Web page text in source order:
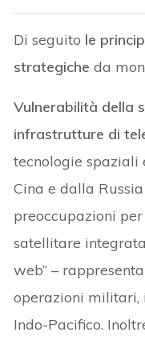
Di seguito le
strategiche da
Vulnerabilità della
infrastrutture di
tecnologie
Cina e dalla
preoccupazioni
satellitare
web” –
operazioni militari,
Indo-Pacifico.